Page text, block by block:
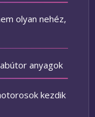
olyan nehéz,
anyagok
kezdik